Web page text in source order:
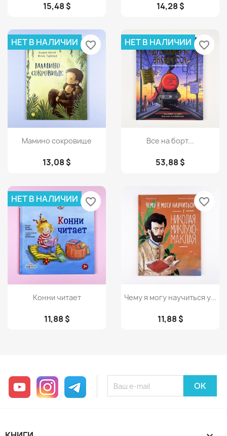
15,48 $ 14,28 $
Просмотр
Мамино сокровище
13,08 $
НЕТ В НАЛИЧИИ favorite_border
Просмотр
Все на борт...
53,88 $
НЕТ В НАЛИЧИИ favorite_border
Просмотр
Конни читает
11,88 $
НЕТ В НАЛИЧИИ favorite_border
Просмотр
Чему я могу научиться у...
11,88 $
favorite_border
YouTube InstagramTelegram